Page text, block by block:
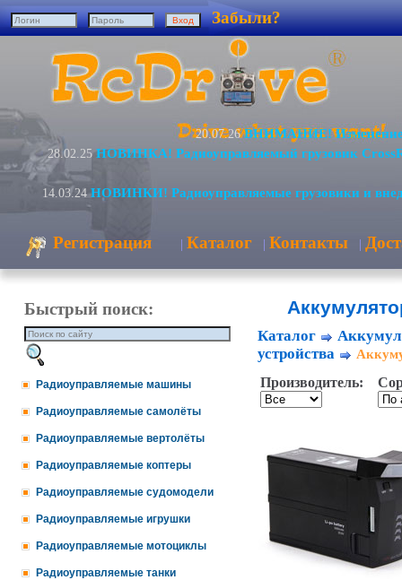
Забыли?
20.07.26 ВНИМАНИЕ! Изменение
28.02.25 НОВИНКА! Радиоуправляемый грузовик
14.03.24 НОВИНКИ! Радиоуправляемые грузовики и
Регистрация | Каталог | Контакты |
Быстрый поиск:
Радиоуправляемые машины
Радиоуправляемые самолёты
Радиоуправляемые вертолёты
Радиоуправляемые коптеры
Радиоуправляемые судомодели
Радиоуправляемые игрушки
Радиоуправляемые мотоциклы
Радиоуправляемые танки
Каталог
устройства
Производитель: